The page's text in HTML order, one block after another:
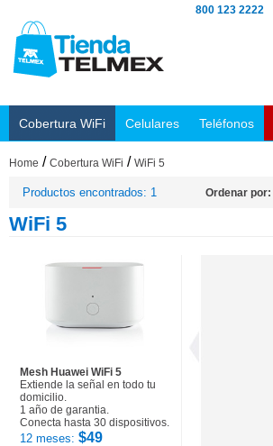
800 123 2222
Cobertura WiFi Celulares Teléfonos
Home / Cobertura WiFi / WiFi 5
Productos encontrados: 1 Ordenar por:
WiFi 5
Mesh Huawei WiFi 5
Extiende la señal en todo tu
domicilio.
1 año de garantia.
Conecta hasta 30 dispositivos.
12 meses: $49